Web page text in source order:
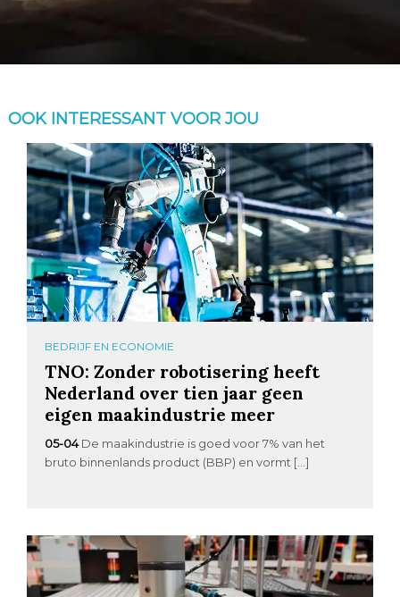
OOK INTERESSANT VOOR JOU
BEDRIJF EN ECONOMIE
TNO: Zonder robotisering heeft
Nederland over tien jaar geen
eigen maakindustrie meer
05-04 De maakindustrie is goed voor 7% van het
bruto binnenlands product (BBP) en vormt […]